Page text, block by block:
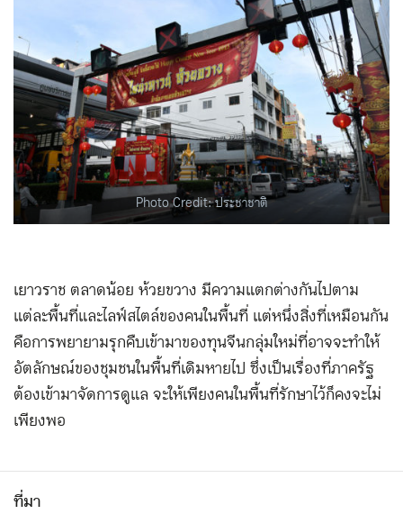
Photo Credit: ประชาชาติ
เยาวราช ตลาดน้อย ห้วยขวาง มีความแตกต่างกันไปตาม
แต่ละพื้นที่และไลฟ์สไตล์ของคนในพื้นที่ แต่หนึ่งสิ่งที่เหมือนกัน
คือการพยายามรุกคืบเข้ามาของทุนจีนกลุ่มใหม่ที่อาจจะทำให้
อัตลักษณ์ของชุมชนในพื้นที่เดิมหายไป ซึ่งเป็นเรื่องที่ภาครัฐ
ต้องเข้ามาจัดการดูแล จะให้เพียงคนในพื้นที่รักษาไว้ก็คงจะไม่
เพียงพอ
ที่มา